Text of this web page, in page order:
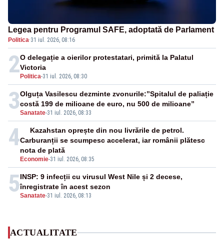
Legea pentru Programul SAFE, adoptată de Parlament
Politica·31 iul. 2026, 08:16
2 Politica-31 iul. 2026, 08:30
O delegație a oierilor protestatari, primită la Palatul
Victoria
3Sanatate-31 iul. 2026, 08:33
Olguța Vasilescu dezminte zvonurile:”Spitalul de paliație
costă 199 de milioane de euro, nu 500 de milioane”
4
Economie-31 iul. 2026, 08:35
Kazahstan oprește din nou livrările de petrol.
Carburanții se scumpesc accelerat, iar românii plătesc
nota de plată
5Sanatate-31 iul. 2026, 08:13
INSP: 9 infecții cu virusul West Nile și 2 decese,
înregistrate în acest sezon
ACTUALITATE